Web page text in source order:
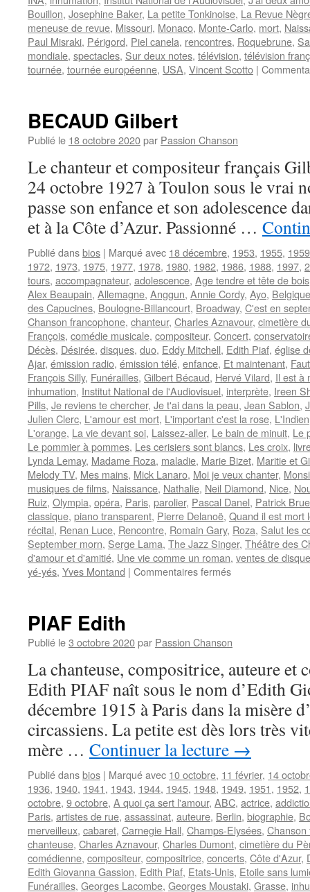
Bouillon, Josephine Baker, La petite Tonkinoise, La Revue
meneuse de revue, Missouri, Monaco, Monte-Carlo, mort,
Paul Misraki, Périgord, Piel canela, rencontres, Roquebrune,
mondiale, spectacles, Sur deux notes, télévision, télévision
tournée, tournée européenne, USA, Vincent Scotto |
BECAUD Gilbert
Publié le 18 octobre 2020par Passion Chanson
Le chanteur et compositeur français
24 octobre 1927 à Toulon sous le vrai
passe son enfance et son adolescence
et à la Côte d’Azur. Passionné …
Publié dansbios | Marqué avec 18 décembre, 1953, 1955, 1959
1972, 1973, 1975, 1977, 1978, 1980, 1982, 1986, 1988, 1997,
tours, accompagnateur, adolescence, Age tendre et tête de bois
Alex Beaupain, Allemagne, Anggun, Annie Cordy, Ayo, Belgique
des Capucines, Boulogne-Billancourt, Broadway, C'est en
Chanson francophone, chanteur, Charles Aznavour, cimetière
François, comédie musicale, compositeur, Concert,
Décès, Désirée, disques, duo, Eddy Mitchell, Edith Piaf, église
Ajar, émission radio, émission télé, enfance, Et maintenant,
François Silly, Funérailles, Gilbert Bécaud, Hervé Vilard, Il est à
inhumation, Institut National de l'Audiovisuel, interprète, Ireen
Pills, Je reviens te chercher, Je t'ai dans la peau, Jean Sablon,
Julien Clerc, L'amour est mort, L'important c'est la rose, L'Indien
L'orange, La vie devant soi, Laissez-aller, Le bain de minuit, Le
Le pommier à pommes, Les cerisiers sont blancs, Les croix,
Lynda Lemay, Madame Roza, maladie, Marie Bizet, Maritie et
Melody TV, Mes mains, Mick Lanaro, Moi je veux chanter,
musiques de films, Naissance, Nathalie, Neil Diamond, Nice,
Ruiz, Olympia, opéra, Paris, parolier, Pascal Danel, Patrick
classique, piano transparent, Pierre Delanoë, Quand il est mort
récital, Renan Luce, Rencontre, Romain Gary, Roza, Salut les
September morn, Serge Lama, The Jazz Singer, Théâtre des
d'amour et d'amitié, Une vie comme un roman, ventes de
yé-yés, Yves Montand | Commentaires ferméssur
PIAF Edith
Publié le3 octobre 2020par Passion Chanson
La chanteuse, compositrice, auteure et
Edith PIAF naît sous le nom d’Edith
décembre 1915 à Paris dans la misère
circassiens. La petite est dès lors très
mère … Continuer la lecture →
Publié dansbios | Marqué avec 10 octobre, 11 février, 14
1936, 1940, 1941, 1943, 1944, 1945, 1948, 1949, 1951, 1952,
octobre, 9 octobre, A quoi ça sert l'amour, ABC, actrice,
Paris, artistes de rue, assassinat, auteure, Berlin, biographie,
merveilleux, cabaret, Carnegie Hall, Champs-Elysées, Chanson
chanteuse, Charles Aznavour, Charles Dumont, cimetière du
comédienne, compositeur, compositrice, concerts, Côte d'Azur,
Edith Giovanna Gassion, Edith Piaf, Etats-Unis, Etoile sans
Funérailles, Georges Lacombe, Georges Moustaki, Grasse,